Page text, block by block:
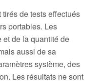
de tests effectués
portables. Les
et de la quantité de
aussi de sa
système, des
Les résultats ne sont